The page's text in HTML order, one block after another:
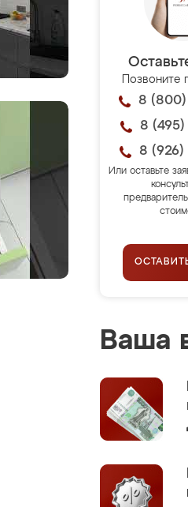
Позвоните
8 (800)
8 (495)
8 (926)
Или оставьте
Ваша